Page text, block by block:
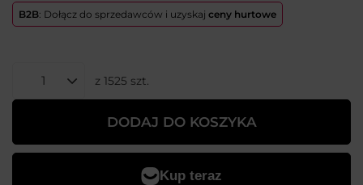
B2B: Dołącz do sprzedawców i uzyskaj ceny hurtowe
z 1525 szt.
DODAJ DO KOSZYKA